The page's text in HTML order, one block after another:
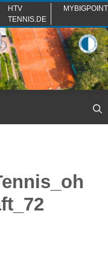
HTV
TENNIS.DE
MYBIGPOINT